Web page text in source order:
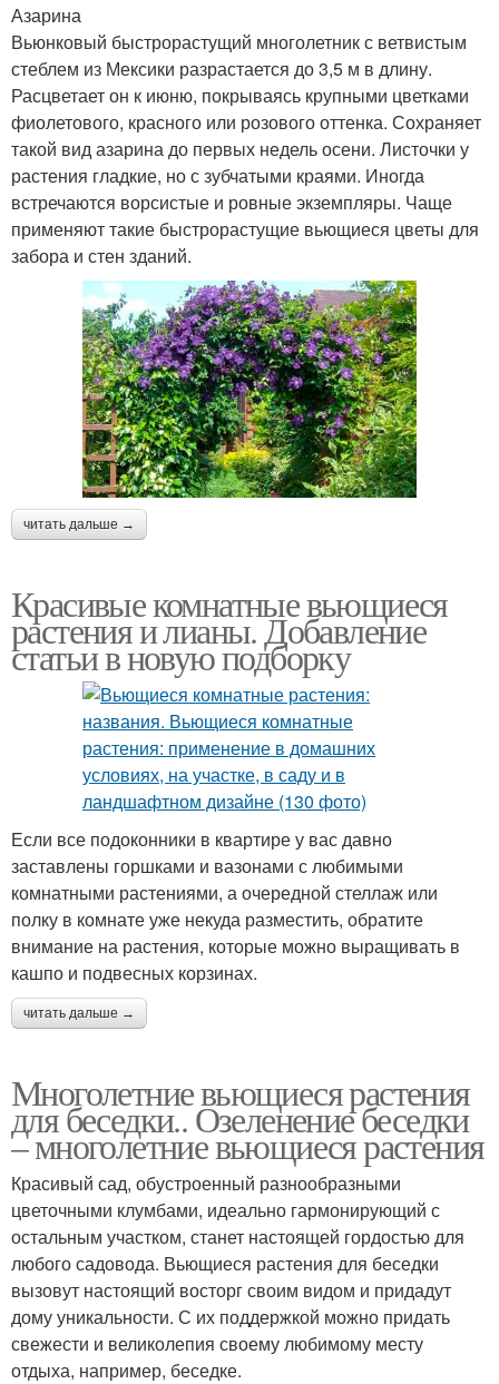
Азарина
Вьюнковый быстрорастущий многолетник с ветвистым
стеблем из Мексики разрастается до 3,5 м в длину.
Расцветает он к июню, покрываясь крупными цветками
фиолетового, красного или розового оттенка. Сохраняет
такой вид азарина до первых недель осени. Листочки у
растения гладкие, но с зубчатыми краями. Иногда
встречаются ворсистые и ровные экземпляры. Чаще
применяют такие быстрорастущие вьющиеся цветы для
забора и стен зданий.
читать дальше →
Красивые комнатные вьющиеся
растения и лианы. Добавление
статьи в новую подборку
Если все подоконники в квартире у вас давно
заставлены горшками и вазонами с любимыми
комнатными растениями, а очередной стеллаж или
полку в комнате уже некуда разместить, обратите
внимание на растения, которые можно выращивать в
кашпо и подвесных корзинах.
читать дальше →
Многолетние вьющиеся растения
для беседки.. Озеленение беседки
– многолетние вьющиеся растения
Красивый сад, обустроенный разнообразными
цветочными клумбами, идеально гармонирующий с
остальным участком, станет настоящей гордостью для
любого садовода. Вьющиеся растения для беседки
вызовут настоящий восторг своим видом и придадут
дому уникальности. С их поддержкой можно придать
свежести и великолепия своему любимому месту
отдыха, например, беседке.